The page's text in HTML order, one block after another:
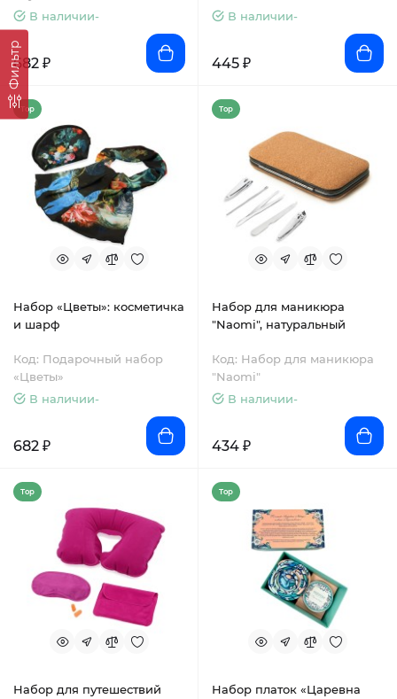
Фильтр
В наличии-
682 ₽
В наличии-
445 ₽
Top
Набор «Цветы»: косметичка
и шарф
Код: Подарочный набор
«Цветы»
В наличии-
682 ₽
Top
Набор для маникюра
"Naomi", натуральный
Код: Набор для маникюра
"Naomi"
В наличии-
434 ₽
Top
Набор для путешествий
Top
Набор платок «Царевна